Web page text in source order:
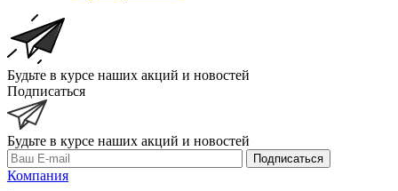
Будьте в курсе наших акций и новостей
Подписаться
Будьте в курсе наших акций и новостей
Подписаться
Компания